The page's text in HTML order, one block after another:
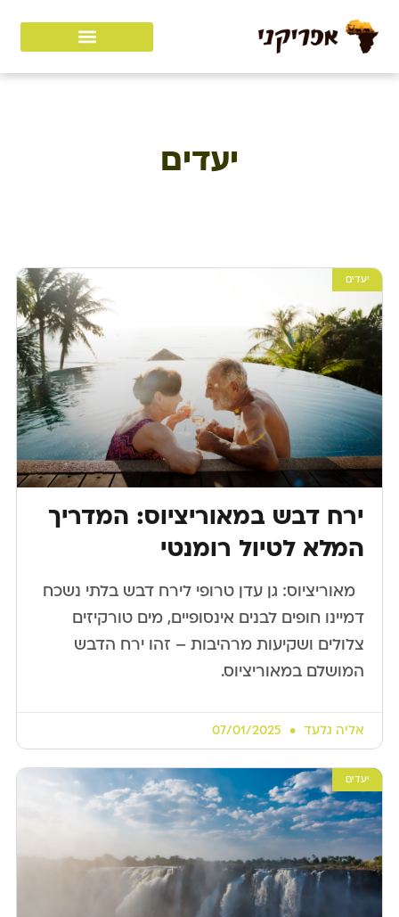
יעדים
יעדים
ירח דבש במאוריציוס: המדריך
המלא לטיול רומנטי
​ ​ מאוריציוס: גן עדן טרופי לירח דבש בלתי נשכח
דמיינו חופים לבנים אינסופיים, מים טורקיזים
צלולים ושקיעות מרהיבות – זהו ירח הדבש
המושלם במאוריציוס.
אליה גלעד
יעדים